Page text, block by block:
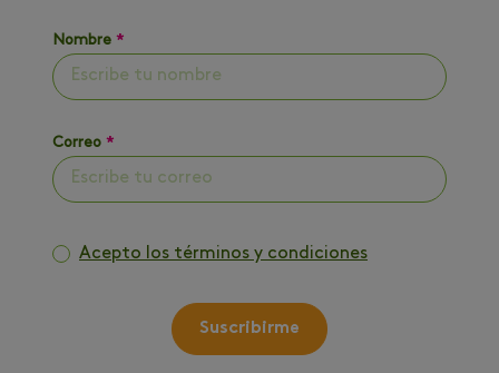
Nombre *
Correo *
Acepto los términos y condiciones
Suscribirme